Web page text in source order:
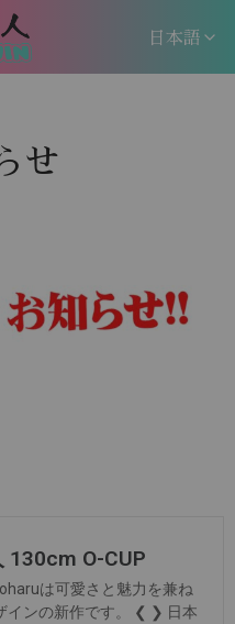
日本語
せ
130cm O-CUP
は可愛さと魅力を兼ね
インの新作です。 ❮ ❯ 日本